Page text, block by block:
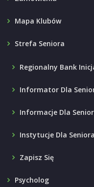
Mapa Klubów
Strefa Seniora
Regionalny Bank
Informator Dla
Informacje Dla
Instytucje Dla Seniora
Zapisz Się
Psycholog